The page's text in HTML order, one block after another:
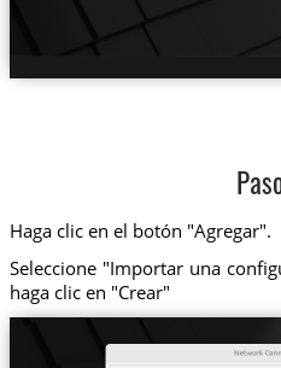
Haga clic en el botón "Agregar".
Seleccione "Importar una
haga clic en "Crear"